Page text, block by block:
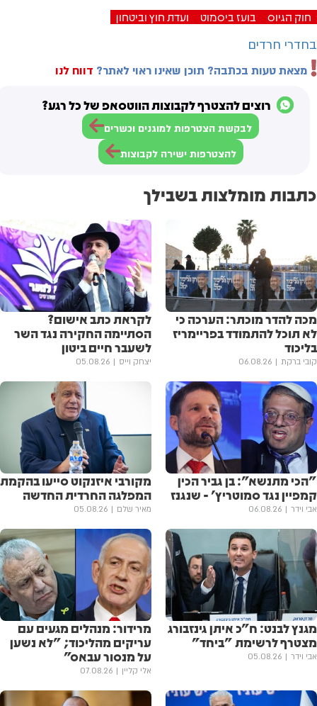
חוק הגיוס בועז ביסמוט ועדת חוץ וביטחון
בחדרי חרדים
מצאת טעות בכתבה? תוכן שאינו ראוי לאתר? דווח לנו
רוצים להצטרף לקבוצות הווטסאפ של כל רגע?
לבקשת הצטרפות למוגנים וכשרים
להצטרפות ישירה לקבוצות
כתבות מומלצות בשבילך
מכה להדר מוכתר: הערכה כי
לא תוכל להתמודד בפריימריז
בליכוד
קובי ברקת 06.08.26
לקראת כתב אישום?
הסתיימה החקירה נגד השר
לשעבר חיים ביטון
יצחק וייס 05.08.26
"הכי מתנשא": בן גביר הכין
קמפיין נגד סמוטריץ' - שנגנז
אבי וידר 06.08.26
מקורבי איזנקוט סייעו בהקמת
המפלגה החרדית החדשה
מאיר שלם 05.08.26
מגנץ לבנט: ח"כ איתן גינזבורג
מצטרף לרשימת "ביחד"
אבי וידר 05.08.26
מרידור: מנהלים מגעים עם
עריקים מהליכוד; "לא נשען
על מנסור עבאס"
אלי קליין 07.08.26